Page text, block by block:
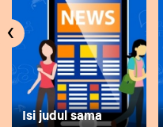
Isi judul sama
‹